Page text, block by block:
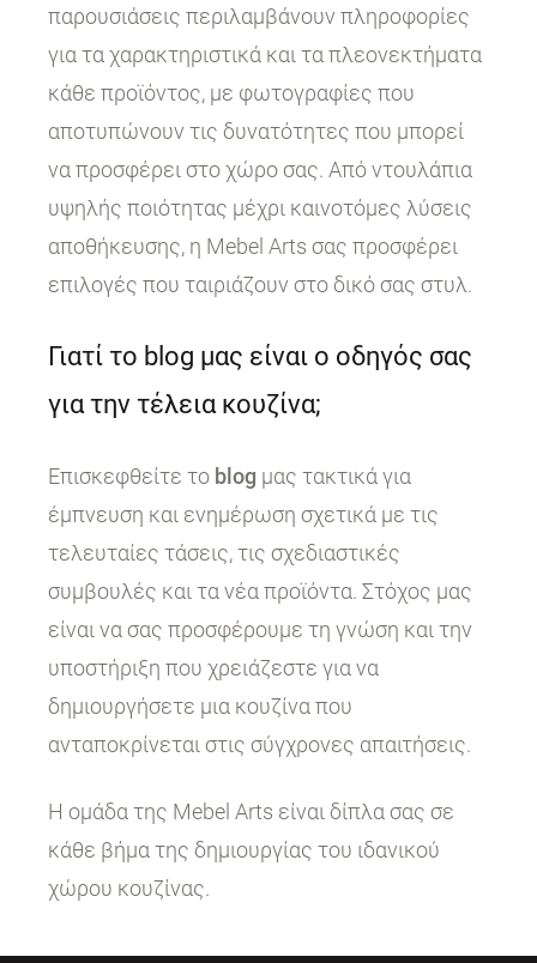
παρουσιάσεις περιλαμβάνουν πληροφορίες
για τα χαρακτηριστικά και τα πλεονεκτήματα
κάθε προϊόντος, με φωτογραφίες που
αποτυπώνουν τις δυνατότητες που μπορεί
να προσφέρει στο χώρο σας. Από ντουλάπια
υψηλής ποιότητας μέχρι καινοτόμες λύσεις
αποθήκευσης, η Mebel Arts σας προσφέρει
επιλογές που ταιριάζουν στο δικό σας στυλ.
Γιατί το blog μας είναι ο οδηγός σας
για την τέλεια κουζίνα;
Επισκεφθείτε το blog μας τακτικά για
έμπνευση και ενημέρωση σχετικά με τις
τελευταίες τάσεις, τις σχεδιαστικές
συμβουλές και τα νέα προϊόντα. Στόχος μας
είναι να σας προσφέρουμε τη γνώση και την
υποστήριξη που χρειάζεστε για να
δημιουργήσετε μια κουζίνα που
ανταποκρίνεται στις σύγχρονες απαιτήσεις.
Η ομάδα της Mebel Arts είναι δίπλα σας σε
κάθε βήμα της δημιουργίας του ιδανικού
χώρου κουζίνας.